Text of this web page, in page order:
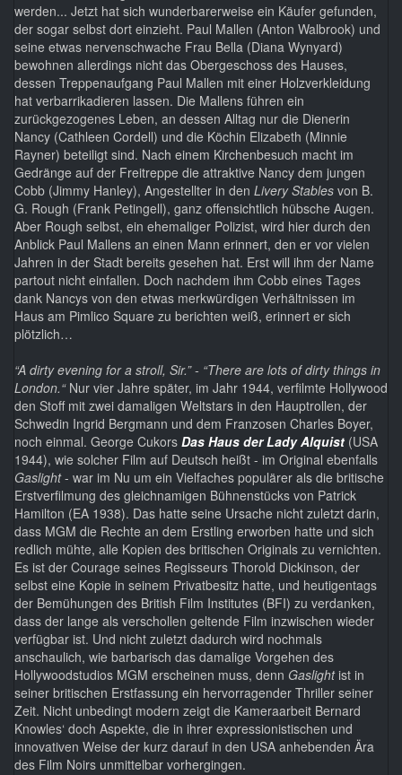
werden... Jetzt hat sich wunderbarerweise ein Käufer gefunden,
der sogar selbst dort einzieht. Paul Mallen (Anton Walbrook) und
seine etwas nervenschwache Frau Bella (Diana Wynyard)
bewohnen allerdings nicht das Obergeschoss des Hauses,
dessen Treppenaufgang Paul Mallen mit einer Holzverkleidung
hat verbarrikadieren lassen. Die Mallens führen ein
zurückgezogenes Leben, an dessen Alltag nur die Dienerin
Nancy (Cathleen Cordell) und die Köchin Elizabeth (Minnie
Rayner) beteiligt sind. Nach einem Kirchenbesuch macht im
Gedränge auf der Freitreppe die attraktive Nancy dem jungen
Cobb (Jimmy Hanley), Angestellter in den Livery Stables von B.
G. Rough (Frank Petingell), ganz offensichtlich hübsche Augen.
Aber Rough selbst, ein ehemaliger Polizist, wird hier durch den
Anblick Paul Mallens an einen Mann erinnert, den er vor vielen
Jahren in der Stadt bereits gesehen hat. Erst will ihm der Name
partout nicht einfallen. Doch nachdem ihm Cobb eines Tages
dank Nancys von den etwas merkwürdigen Verhältnissen im
Haus am Pimlico Square zu berichten weiß, erinnert er sich
plötzlich…
“A dirty evening for a stroll, Sir.” - “There are lots of dirty things in
London.“Nur vier Jahre später, im Jahr 1944, verfilmte Hollywood
den Stoff mit zwei damaligen Weltstars in den Hauptrollen, der
Schwedin Ingrid Bergmann und dem Franzosen Charles Boyer,
noch einmal. George Cukors Das Haus der Lady Alquist (USA
1944), wie solcher Film auf Deutsch heißt - im Original ebenfalls
Gaslight- war im Nu um ein Vielfaches populärer als die britische
Erstverfilmung des gleichnamigen Bühnenstücks von Patrick
Hamilton (EA 1938). Das hatte seine Ursache nicht zuletzt darin,
dass MGM die Rechte an dem Erstling erworben hatte und sich
redlich mühte, alle Kopien des britischen Originals zu vernichten.
Es ist der Courage seines Regisseurs Thorold Dickinson, der
selbst eine Kopie in seinem Privatbesitz hatte, und heutigentags
der Bemühungen des British Film Institutes (BFI) zu verdanken,
dass der lange als verschollen geltende Film inzwischen wieder
verfügbar ist. Und nicht zuletzt dadurch wird nochmals
anschaulich, wie barbarisch das damalige Vorgehen des
Hollywoodstudios MGM erscheinen muss, denn Gaslightist in
seiner britischen Erstfassung ein hervorragender Thriller seiner
Zeit. Nicht unbedingt modern zeigt die Kameraarbeit Bernard
Knowles‘ doch Aspekte, die in ihrer expressionistischen und
innovativen Weise der kurz darauf in den USA anhebenden Ära
des Film Noirs unmittelbar vorhergingen.